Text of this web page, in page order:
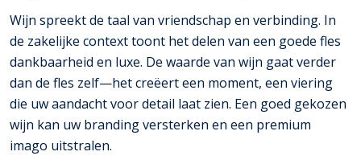
Wijn spreekt de taal van vriendschap en verbinding. In
de zakelijke context toont het delen van een goede fles
dankbaarheid en luxe. De waarde van wijn gaat verder
dan de fles zelf—het creëert een moment, een viering
die uw aandacht voor detail laat zien. Een goed gekozen
wijn kan uw branding versterken en een premium
imago uitstralen.